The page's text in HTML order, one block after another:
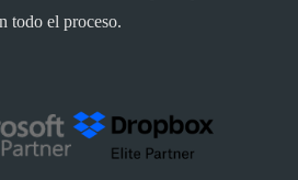
todo el proceso.